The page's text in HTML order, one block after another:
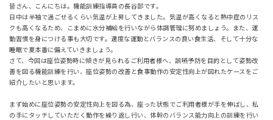
リクルート
お問い合わせ
皆さん、こんにちは。機能訓練指導員の長谷部です。
日中は半袖で過ごせるくらい気温が上昇してきました。気温が高くなると熱中症のリス
クも高くなるため、こまめに水分補給を行いながら体調管理に努めましょう。また、運
動習慣を身につける事も大切です。適度な運動とバランスの良い食生活、そして十分な
睡眠で夏本番に備えていきましょう。
さて、今回は座位姿勢時に傾きが見られるご利用者様へ、誤嚥予防を目的として姿勢改
善を図る機能訓練を行い、座位姿勢の改善と食事動作の安定性向上が図れたケースをご
紹介したいと思います。
まず始めに座位姿勢の安定性向上を図る為、座った状態でご利用者様が手を伸ばし、私
の手にタッチしていただく動作を繰り返し行い、体幹のバランス能力向上の訓練を行い